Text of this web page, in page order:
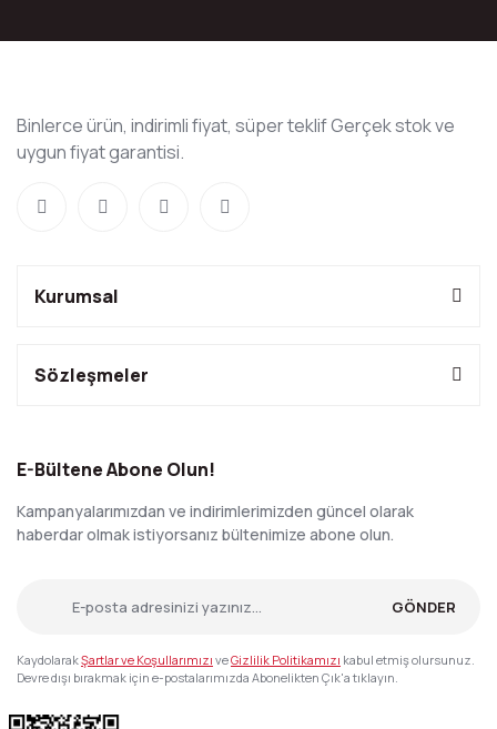
Binlerce ürün, indirimli fiyat, süper teklif Gerçek stok ve
uygun fiyat garantisi.
Kurumsal
Sözleşmeler
E-Bültene Abone Olun!
Kampanyalarımızdan ve indirimlerimizden güncel olarak
haberdar olmak istiyorsanız bültenimize abone olun.
GÖNDER
KaydolarakŞartlar ve Koşullarımızı veGizlilik Politikamızı kabul etmiş olursunuz.
Devre dışı bırakmak için e-postalarımızda Abonelikten Çık'a tıklayın.